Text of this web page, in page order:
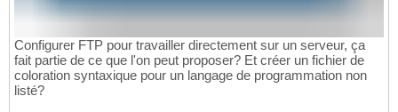
Configurer FTP pour travailler directement sur un serveur, ça
fait partie de ce que l'on peut proposer? Et créer un fichier de
coloration syntaxique pour un langage de programmation non
listé?